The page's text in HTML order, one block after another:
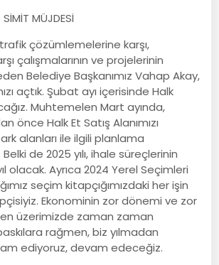
MÜJDESİ
çözümlemelerine karşı,
çalışmalarının ve projelerinin
Belediye Başkanımız Vahap Akay,
açtık. Şubat ayı içerisinde Halk
Muhtemelen Mart ayında,
önce Halk Et Satış Alanımızı
alanları ile ilgili planlama
de 2025 yılı, ihale süreçlerinin
olacak. Ayrıca 2024 Yerel Seçimleri
seçim kitapçığımızdaki her işin
Ekonominin zor dönemi ve zor
üzerimizde zaman zaman
rağmen, biz yılmadan
ediyoruz, devam edeceğiz.